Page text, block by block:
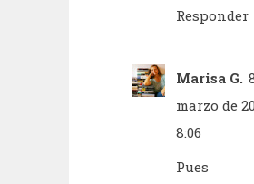
Responder
Marisa G.
marzo de
8:06
Pues